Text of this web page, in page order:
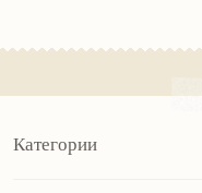
Категории